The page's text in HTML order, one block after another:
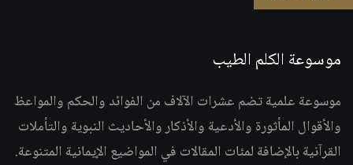
موسوعة الكلم الطيب
موسوعة علمية تضم عشرات الآلاف من الفوائد والحكم والمواعظ
والأقوال المأثورة والأدعية والأذكار والأحاديث النبوية والتأملات
القرآنية بالإضافة لمئات المقالات في المواضيع الإيمانية المتنوعة.